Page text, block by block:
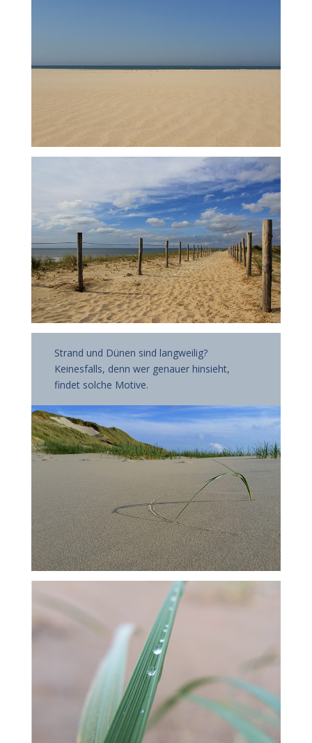
Strand und Dünen sind langweilig?
Keinesfalls, denn wer genauer hinsieht,
findet solche Motive.